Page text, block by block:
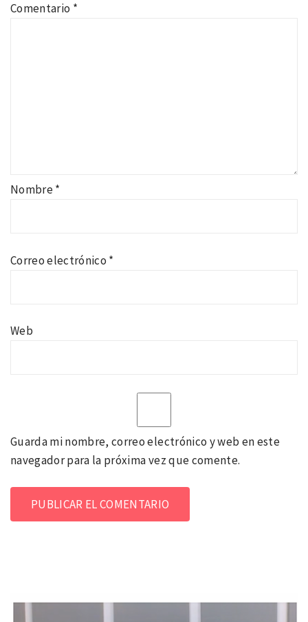
Comentario *
Nombre*
Correo electrónico *
Web
Guarda mi nombre, correo electrónico y web en este
navegador para la próxima vez que comente.